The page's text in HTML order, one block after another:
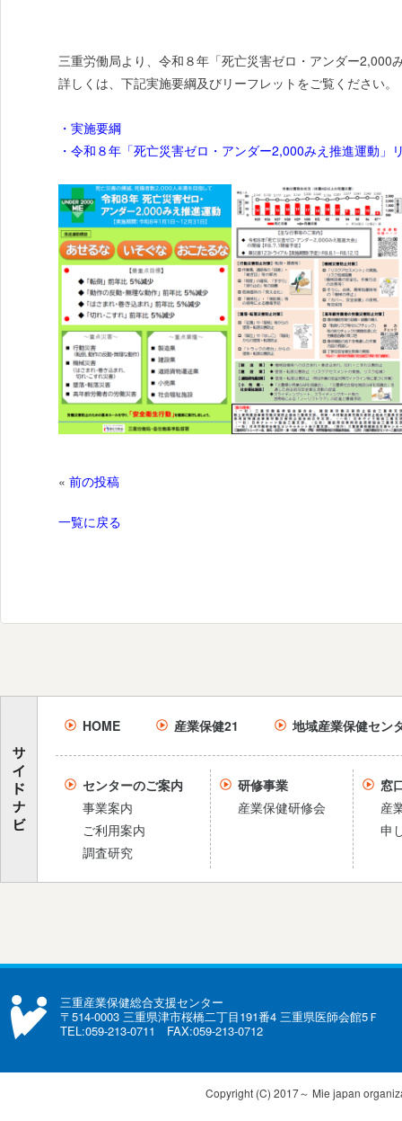
三重労働局より、令和８年「死亡災害ゼロ・アンダー2,000
詳しくは、下記実施要綱及びリーフレットをご覧ください。
・実施要綱
・令和８年「死亡災害ゼロ・アンダー2,000みえ推進運動」
« 前の投稿
一覧に戻る
HOME 産業保健21 地域産業保健セン
センターのご案内
事業案内
ご利用案内
調査研究
研修事業
産業保健研修会
窓
産
申
三重産業保健総合支援センター
〒514-0003 三重県津市桜橋二丁目191番4 三重県医師会館5Ｆ
TEL:059-213-0711 FAX:059-213-0712
Copyright (C) 2017～ Mie japan